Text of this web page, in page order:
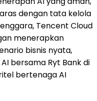
dengan tata kelola
Tencent Cloud
menerapkan
bisnis nyata,
bersama Ryt Bank di
bertenaga AI